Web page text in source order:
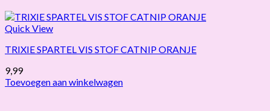
Quick View
TRIXIE SPARTEL VIS STOF CATNIP ORANJE
9,99
Toevoegen aan winkelwagen